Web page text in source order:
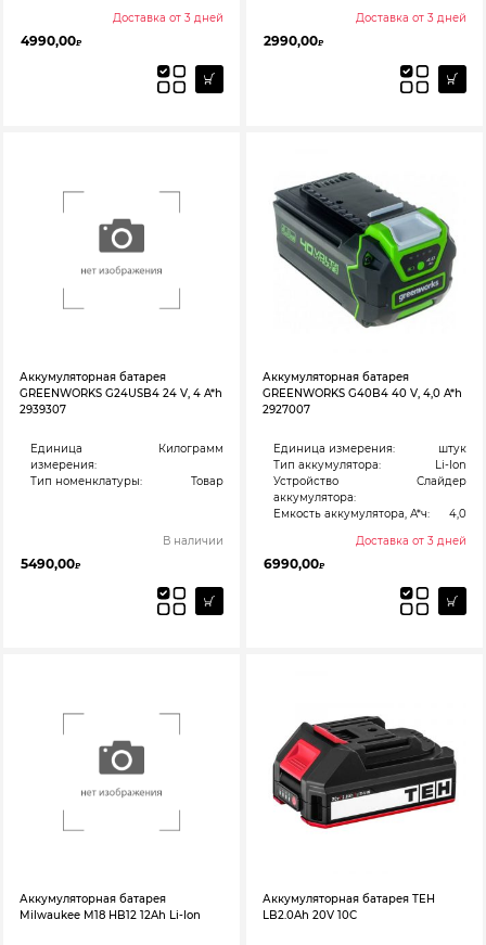
Доставка от 3 дней
4990,00₽
Доставка от 3 дней
2990,00₽
Аккумуляторная батарея
GREENWORKS G24USB4 24 V, 4 A*h
2939307
Единица
измерения:
Килограмм
Тип номенклатуры: Товар
В наличии
5490,00₽
Аккумуляторная батарея
GREENWORKS G40B4 40 V, 4,0 A*h
2927007
Единица измерения:
штук
Тип аккумулятора:
Li-Ion
Устройство
аккумулятора:
Слайдер
Емкость аккумулятора, А*ч:
4,0
Доставка от 3 дней
6990,00₽
Аккумуляторная батарея
Milwaukee M18 HB12 12Ah Li-Ion
Аккумуляторная батарея TEH
LB2.0Ah 20V 10C